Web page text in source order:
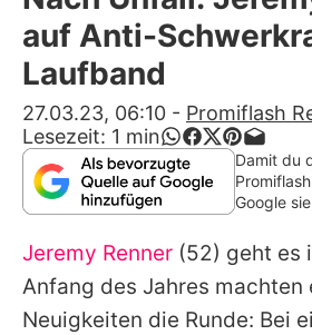
Alle Themen auf
App
Team
Redaktionelle
Impressum
auf Anti-
Laufband
27.03.23, 06:10 - Promiflash
Lesezeit: 1 min
Damit du
Google
Jeremy Renner (52) geht es
Anfang des Jahres machten
Neuigkeiten die Runde: Bei